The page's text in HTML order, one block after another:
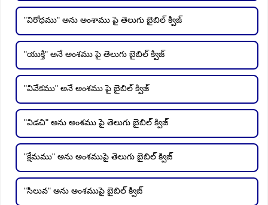
"విరోధము" అను అంశాము పై తెలుగు బైబిల్ క్విజ్
"యుక్తి" అనే అంశము పై తెలుగు బైబిల్ క్విజ్
"వివేకము" అనే అంశము పై బైబిల్ క్విజ్
"విడచి" అను అంశము పై తెలుగు బైబిల్ క్విజ్
"క్షేమము" అను అంశముపై తెలుగు బైబిల్ క్విజ్
"సిలువ" అను అంశముపై బైబిల్ క్విజ్